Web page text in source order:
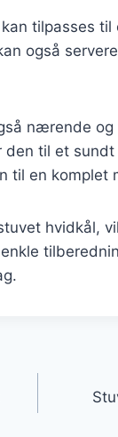
tilpasses
også
nærende
til et
til en komplet
hvidkål,